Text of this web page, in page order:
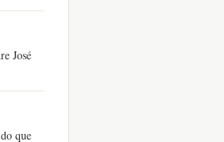
José
que